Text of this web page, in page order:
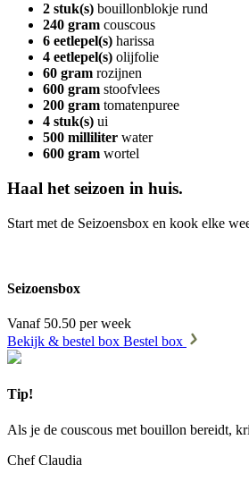
2 stuk(s) bouillonblokje rund
240 gram couscous
6 eetlepel(s) harissa
4 eetlepel(s) olijfolie
60 gram rozijnen
600 gram stoofvlees
200 gram tomatenpuree
4 stuk(s) ui
500 milliliter water
600 gram wortel
Haal het seizoen in huis.
Start met de Seizoensbox en kook elke
Seizoensbox
Vanaf 50.50 per week
Bekijk & bestel box Bestel box
Tip!
Als je de couscous met bouillon bereidt,
Chef Claudia